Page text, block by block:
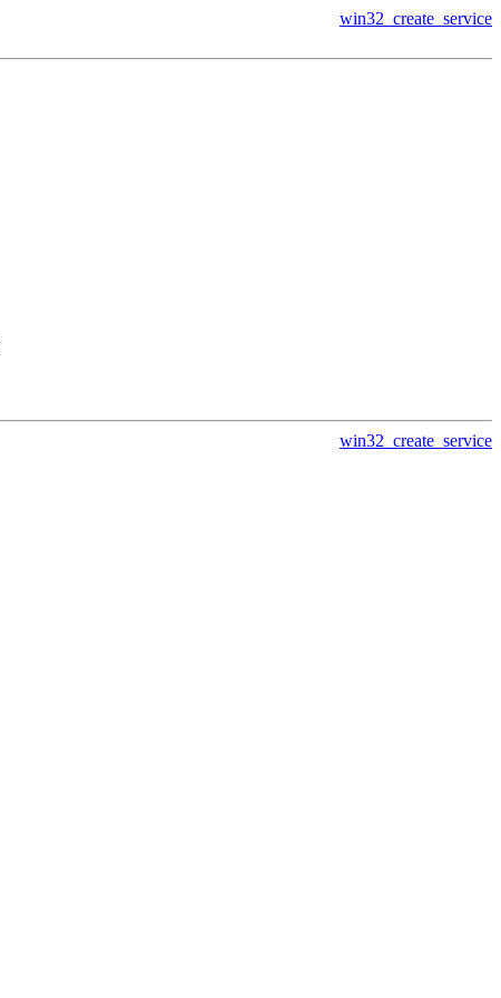
win32_create_service
win32_create_service